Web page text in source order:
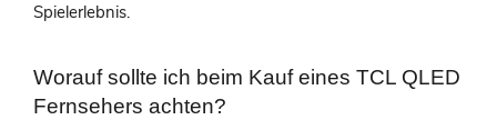
Spielerlebnis.
Worauf sollte ich beim Kauf eines TCL QLED
Fernsehers achten?